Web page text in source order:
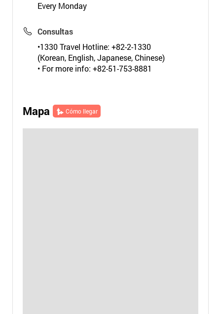
Every Monday
Consultas
•1330 Travel Hotline: +82-2-1330
(Korean, English, Japanese, Chinese)
• For more info: +82-51-753-8881
Mapa Cómo llegar